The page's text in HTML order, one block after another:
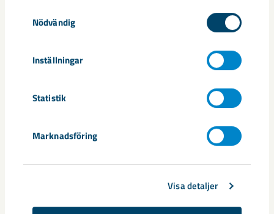
Nödvändig
Inställningar
Statistik
Marknadsföring
Visa detaljer
Taggar
Kiruna Malmberget miljö seismik